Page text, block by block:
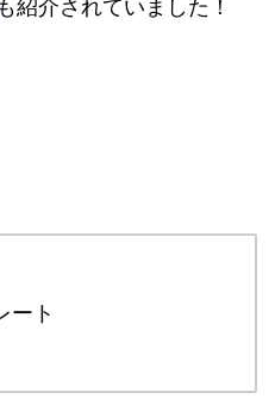
も紹介されていました！
ート